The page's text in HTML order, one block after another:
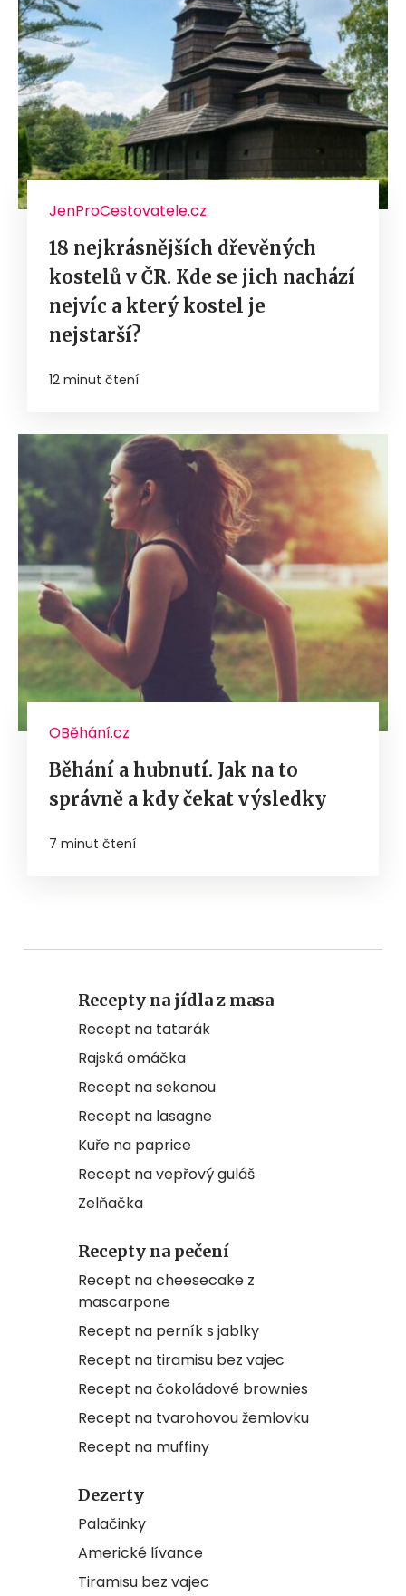
JenProCestovatele.cz
18 nejkrásnějších dřevěných
kostelů v ČR. Kde se jich nachází
nejvíc a který kostel je
nejstarší?
12 minut čtení
OBěhání.cz
Běhání a hubnutí. Jak na to
správně a kdy čekat výsledky
7 minut čtení
Recepty na jídla z masa
Recept na tatarák
Rajská omáčka
Recept na sekanou
Recept na lasagne
Kuře na paprice
Recept na vepřový guláš
Zelňačka
Recepty na pečení
Recept na cheesecake z
mascarpone
Recept na perník s jablky
Recept na tiramisu bez vajec
Recept na čokoládové brownies
Recept na tvarohovou žemlovku
Recept na muffiny
Dezerty
Palačinky
Americké lívance
Tiramisu bez vajec